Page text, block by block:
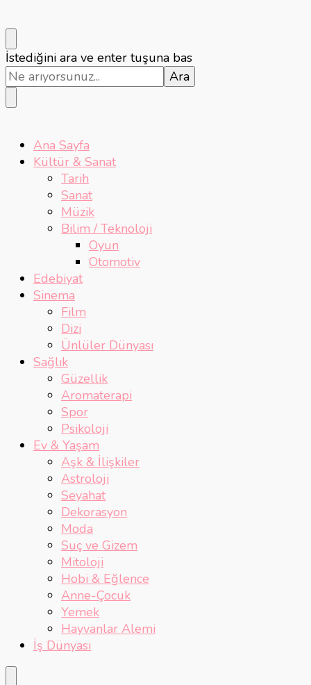
Bir
şey
mi
arıyorsunuz?
İstediğini ara ve enter tuşuna bas
Ana Sayfa
Kültür & Sanat
Tarih
Sanat
Müzik
Bilim / Teknoloji
Oyun
Otomotiv
Edebiyat
Sinema
Film
Dizi
Ünlüler Dünyası
Sağlık
Güzellik
Aromaterapi
Spor
Psikoloji
Ev & Yaşam
Aşk & İlişkiler
Astroloji
Seyahat
Dekorasyon
Moda
Suç ve Gizem
Mitoloji
Hobi & Eğlence
Anne-Çocuk
Yemek
Hayvanlar Alemi
İş Dünyası